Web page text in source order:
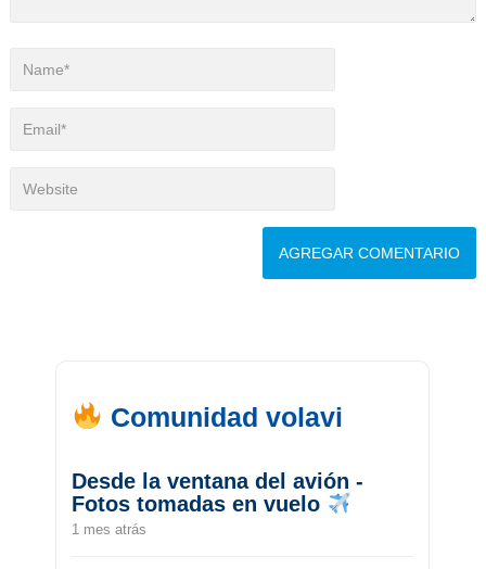
Comunidad volavi
Desde la ventana del avión -
Fotos tomadas en vuelo
1 mes atrás